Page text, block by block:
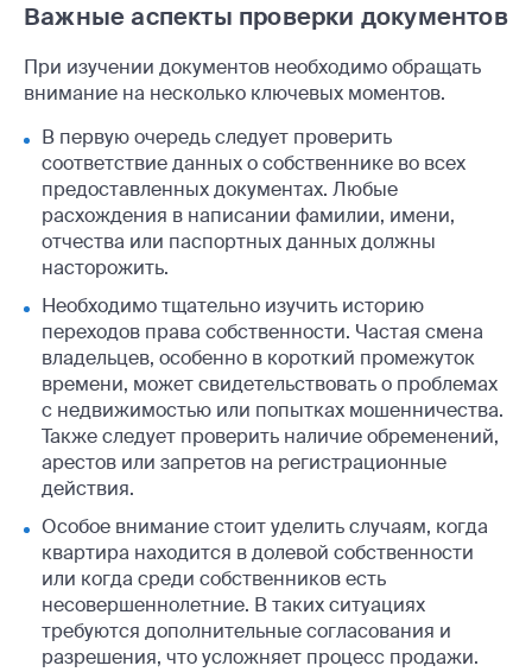
Важные аспекты проверки документов
При изучении документов необходимо обращать
внимание на несколько ключевых моментов.
В первую очередь следует проверить
соответствие данных о собственнике во всех
предоставленных документах. Любые
расхождения в написании фамилии, имени,
отчества или паспортных данных должны
насторожить.
Необходимо тщательно изучить историю
переходов права собственности. Частая смена
владельцев, особенно в короткий промежуток
времени, может свидетельствовать о проблемах
с недвижимостью или попытках мошенничества.
Также следует проверить наличие обременений,
арестов или запретов на регистрационные
действия.
Особое внимание стоит уделить случаям, когда
квартира находится в долевой собственности
или когда среди собственников есть
несовершеннолетние. В таких ситуациях
требуются дополнительные согласования и
разрешения, что усложняет процесс продажи.